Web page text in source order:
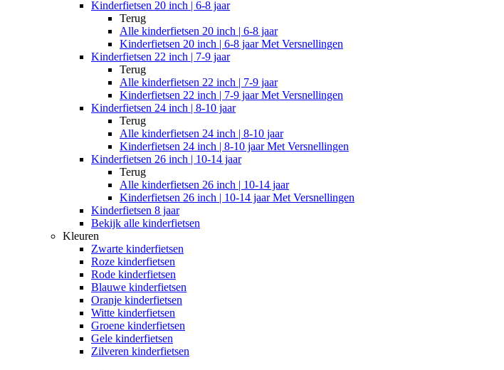
Kinderfietsen 20 inch | 6-8 jaar
Terug
Alle kinderfietsen 20 inch | 6-8 jaar
Kinderfietsen 20 inch | 6-8 jaar Met Versnellingen
Kinderfietsen 22 inch | 7-9 jaar
Terug
Alle kinderfietsen 22 inch | 7-9 jaar
Kinderfietsen 22 inch | 7-9 jaar Met Versnellingen
Kinderfietsen 24 inch | 8-10 jaar
Terug
Alle kinderfietsen 24 inch | 8-10 jaar
Kinderfietsen 24 inch | 8-10 jaar Met Versnellingen
Kinderfietsen 26 inch | 10-14 jaar
Terug
Alle kinderfietsen 26 inch | 10-14 jaar
Kinderfietsen 26 inch | 10-14 jaar Met Versnellingen
Kinderfietsen 8 jaar
Bekijk alle kinderfietsen
Kleuren
Zwarte kinderfietsen
Roze kinderfietsen
Rode kinderfietsen
Blauwe kinderfietsen
Oranje kinderfietsen
Witte kinderfietsen
Groene kinderfietsen
Gele kinderfietsen
Zilveren kinderfietsen